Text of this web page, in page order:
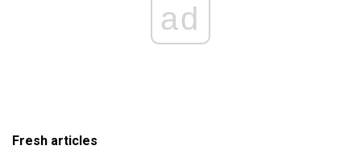
ad
Fresh articles